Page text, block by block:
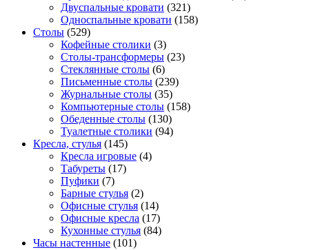
Двуспальные кровати (321)
Односпальные кровати (158)
Столы (529)
Кофейные столики (3)
Столы-трансформеры (23)
Стеклянные столы (6)
Письменные столы (239)
Журнальные столы (35)
Компьютерные столы (158)
Обеденные столы (130)
Туалетные столики (94)
Кресла, стулья (145)
Кресла игровые (4)
Табуреты (17)
Пуфики (7)
Барные стулья (2)
Офисные стулья (14)
Офисные кресла (17)
Кухонные стулья (84)
Часы настенные (101)